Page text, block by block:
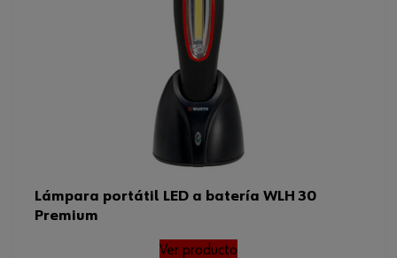
Lámpara portátil LED a batería WLH 30
Premium
Ver producto